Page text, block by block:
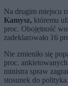
Na drugim miejscu
Kamysz, któremu
proc. Obojętność
zadeklarowało 16
Nie zmieniło się
proc.
ministra spraw
stosunek do polityka.